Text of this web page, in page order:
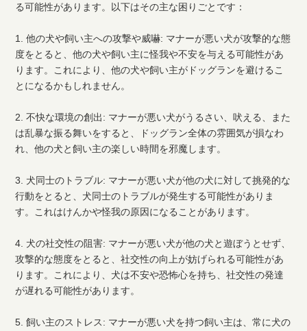
る可能性があります。以下はその主な困りごとです：
1. 他の犬や飼い主への攻撃や威嚇: マナーが悪い犬が攻撃的な態
度をとると、他の犬や飼い主に怪我や不安を与える可能性があ
ります。これにより、他の犬や飼い主がドッグランを避けるこ
とになるかもしれません。
2. 不快な環境の創出: マナーが悪い犬がうるさい、吠える、また
は乱暴な振る舞いをすると、ドッグラン全体の雰囲気が損なわ
れ、他の犬と飼い主の楽しい時間を邪魔します。
3. 犬同士のトラブル: マナーが悪い犬が他の犬に対して挑発的な
行動をとると、犬同士のトラブルが発生する可能性がありま
す。これはけんかや怪我の原因になることがあります。
4. 犬の社交性の阻害: マナーが悪い犬が他の犬と遊ぼうとせず、
攻撃的な態度をとると、社交性の向上が妨げられる可能性があ
ります。これにより、犬は不安や恐怖心を持ち、社交性の発達
が遅れる可能性があります。
5. 飼い主のストレス: マナーが悪い犬を持つ飼い主は、常に犬の